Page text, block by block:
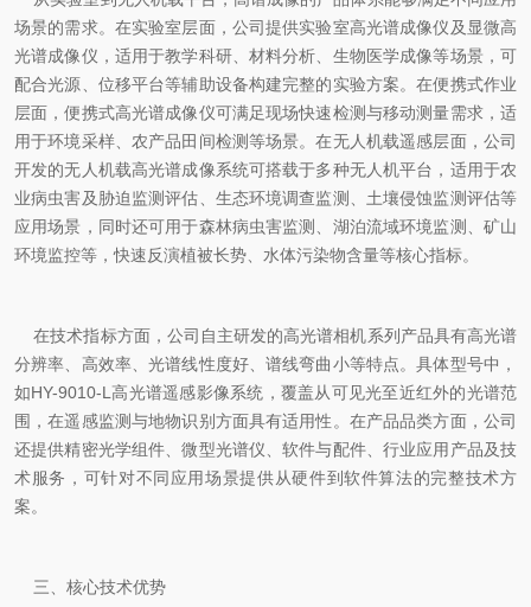
场景的需求。在实验室层面，公司提供实验室高光谱成像仪及显微高
光谱成像仪，适用于教学科研、材料分析、生物医学成像等场景，可
配合光源、位移平台等辅助设备构建完整的实验方案。在便携式作业
层面，便携式高光谱成像仪可满足现场快速检测与移动测量需求，适
用于环境采样、农产品田间检测等场景。在无人机载遥感层面，公司
开发的无人机载高光谱成像系统可搭载于多种无人机平台，适用于农
业病虫害及胁迫监测评估、生态环境调查监测、土壤侵蚀监测评估等
应用场景，同时还可用于森林病虫害监测、湖泊流域环境监测、矿山
环境监控等，快速反演植被长势、水体污染物含量等核心指标。
在技术指标方面，公司自主研发的高光谱相机系列产品具有高光谱
分辨率、高效率、光谱线性度好、谱线弯曲小等特点。具体型号中，
如HY-9010-L高光谱遥感影像系统，覆盖从可见光至近红外的光谱范
围，在遥感监测与地物识别方面具有适用性。在产品品类方面，公司
还提供精密光学组件、微型光谱仪、软件与配件、行业应用产品及技
术服务，可针对不同应用场景提供从硬件到软件算法的完整技术方
案。
三、核心技术优势